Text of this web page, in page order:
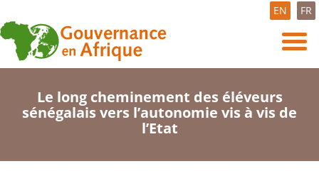
EN FR
Le long cheminement des éléveurs
sénégalais vers l’autonomie vis à vis de
l’Etat